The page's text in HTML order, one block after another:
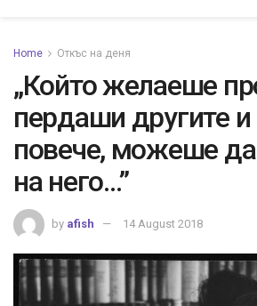
Home Откъс на деня
„Който желаеше
пердаши другите
повече, можеше да
на него…”
by afish 14 August 2018